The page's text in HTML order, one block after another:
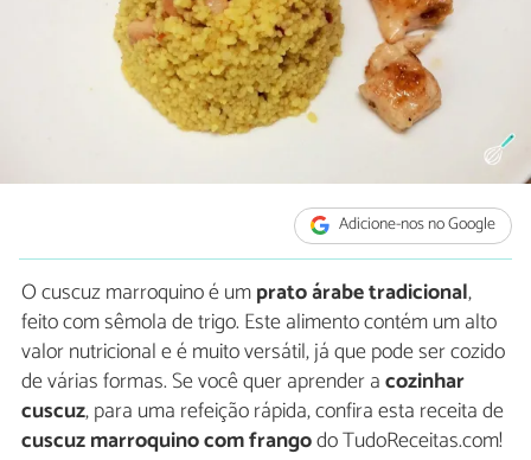
Adicione-nos no Google
O cuscuz marroquino é umprato árabe tradicional,
feito com sêmola de trigo. Este alimento contém um alto
valor nutricional e é muito versátil, já que pode ser cozido
de várias formas. Se você quer aprender acozinhar
cuscuz, para uma refeição rápida, confira esta receita de
cuscuz marroquino com frangodo TudoReceitas.com!